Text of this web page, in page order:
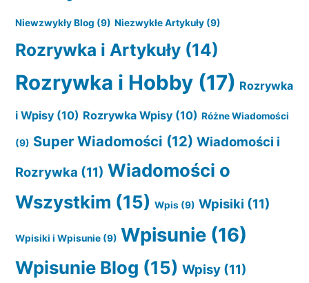
Niewzwykły Blog (9) Niezwykłe Artykuły (9)
Rozrywka i Artykuły (14)
Rozrywka i Hobby (17) Rozrywka
i Wpisy (10) Rozrywka Wpisy (10) Różne Wiadomości
(9) Super Wiadomości (12) Wiadomości i
Rozrywka (11) Wiadomości o
Wszystkim (15) Wpis (9) Wpisiki (11)
Wpisiki i Wpisunie (9) Wpisunie (16)
Wpisunie Blog (15) Wpisy (11)